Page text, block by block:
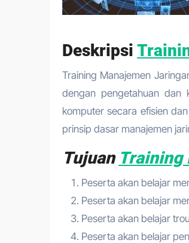
Deskripsi
Training Manajemen
dengan pengetahuan dan
komputer secara efisien
prinsip dasar manajemen
Tujuan Training
Peserta akan belajar
Peserta akan belajar
Peserta akan belajar
Peserta akan belajar